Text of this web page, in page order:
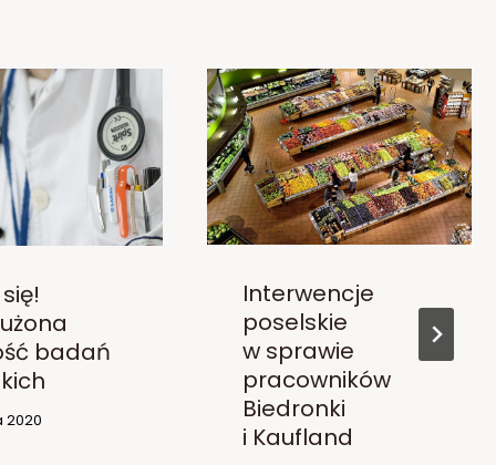
badań
2020
Interwencje
poselskie
w sprawie
pracowników
Biedronki
i Kaufland